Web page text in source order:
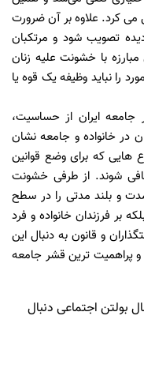
می ‌کرد. علاوه بر آن ضرورت
دیده تصویب شود و مرتکبان
با خشونت علیه زنان
را نباید وظیفه یک قوه یا
ایران از حساسیت،
در خانواده و جامعه نشان
هایی که برای وضع قوانین
شوند. از طرفی خشونت
و بلند مدتی را در سطح
بر فرزندان خانواده و فرد
و قانون به دنبال این
پراهمیت ترین قشر جامعه
بولتن اجتماعی دنبال